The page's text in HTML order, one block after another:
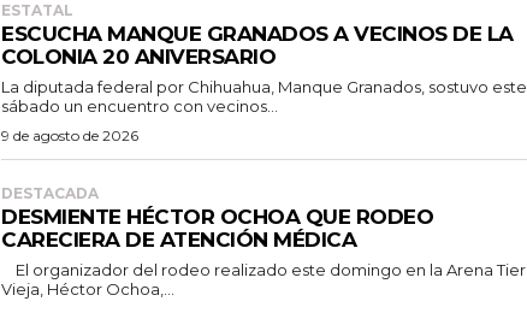
ESTATAL
ESCUCHA MANQUE GRANADOS A VECINOS DE LA
COLONIA 20 ANIVERSARIO
La diputada federal por Chihuahua, Manque Granados, sostuvo este
sábado un encuentro con vecinos...
9 de agosto de 2026
DESTACADA
DESMIENTE HÉCTOR OCHOA QUE RODEO
CARECIERA DE ATENCIÓN MÉDICA
Vieja, Héctor Ochoa,...